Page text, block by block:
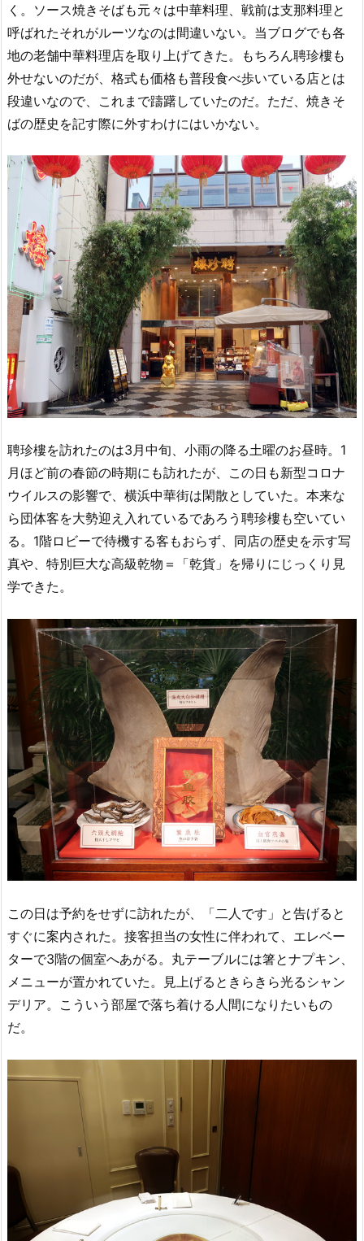
く。ソース焼きそばも元々は中華料理、戦前は支那料理と
呼ばれたそれがルーツなのは間違いない。当ブログでも各
地の老舗中華料理店を取り上げてきた。もちろん聘珍樓も
外せないのだが、格式も価格も普段食べ歩いている店とは
段違いなので、これまで躊躇していたのだ。ただ、焼きそ
ばの歴史を記す際に外すわけにはいかない。
聘珍樓を訪れたのは3月中旬、小雨の降る土曜のお昼時。1
月ほど前の春節の時期にも訪れたが、この日も新型コロナ
ウイルスの影響で、横浜中華街は閑散としていた。本来な
ら団体客を大勢迎え入れているであろう聘珍樓も空いてい
る。1階ロビーで待機する客もおらず、同店の歴史を示す写
真や、特別巨大な高級乾物＝「乾貨」を帰りにじっくり見
学できた。
この日は予約をせずに訪れたが、「二人です」と告げると
すぐに案内された。接客担当の女性に伴われて、エレベー
ターで3階の個室へあがる。丸テーブルには箸とナプキン、
メニューが置かれていた。見上げるときらきら光るシャン
デリア。こういう部屋で落ち着ける人間になりたいもの
だ。